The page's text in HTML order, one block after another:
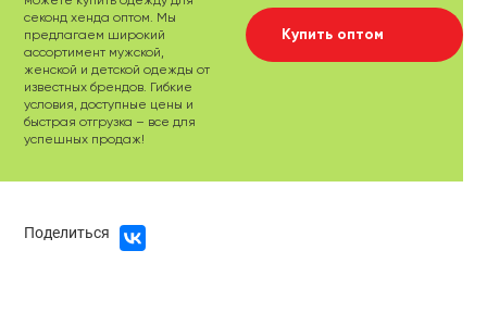
секонд хенда оптом. Мы
предлагаем широкий
ассортимент мужской,
женской и детской одежды от
известных брендов. Гибкие
условия, доступные цены и
быстрая отгрузка – все для
успешных продаж!
Купить оптом
Поделиться